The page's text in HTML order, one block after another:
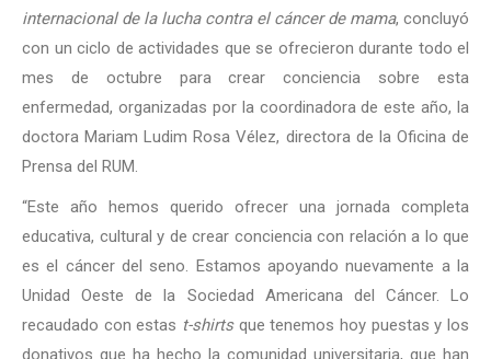
internacional de la lucha contra el cáncer de mama, concluyó
con un ciclo de actividades que se ofrecieron durante todo el
mes de octubre para crear conciencia sobre esta
enfermedad, organizadas por la coordinadora de este año, la
doctora Mariam Ludim Rosa Vélez, directora de la Oficina de
Prensa del RUM.
“Este año hemos querido ofrecer una jornada completa
educativa, cultural y de crear conciencia con relación a lo que
es el cáncer del seno. Estamos apoyando nuevamente a la
Unidad Oeste de la Sociedad Americana del Cáncer. Lo
recaudado con estas t-shirtsque tenemos hoy puestas y los
donativos que ha hecho la comunidad universitaria, que han